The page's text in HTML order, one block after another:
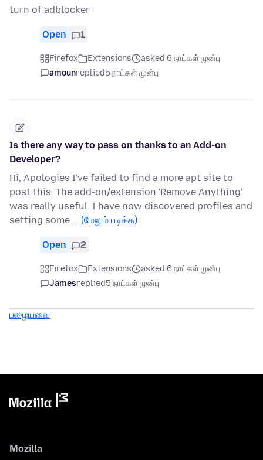
turn of adblocker
Open 1
Firefox Extensions
asked 6 நாட்கள் முன்பு
amounreplied5 நாட்கள் முன்பு
Is there any way to pass on thanks to an Add-on
Developer?
Hi, Apologies I've failed to find a more apt site to
post this. The add-on/extension 'Remove Anything'
was really useful. I have now discovered profiles and
setting some … (மேலும் படிக்க)
Open 2
Firefox Extensions
asked 6 நாட்கள் முன்பு
Jamesreplied5 நாட்கள் முன்பு
பழையவை
Mozilla